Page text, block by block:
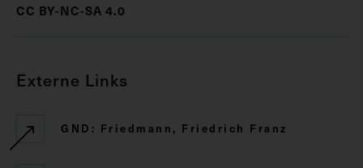
CC BY-NC-SA 4.0
Externe Links
GND: Friedmann, Friedrich Franz